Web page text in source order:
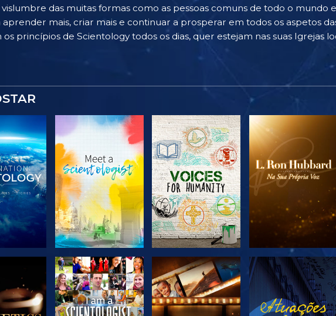
das muitas formas como as pessoas comuns de todo o mundo
mais, criar mais e continuar a prosperar em todos os aspetos das
princípios de Scientology todos os dias, quer estejam nas suas Igrejas
A
EXPLORAR A
SÉRIE
EXPLORAR A
SÉRIE
EXPLORAR A
SÉRIE